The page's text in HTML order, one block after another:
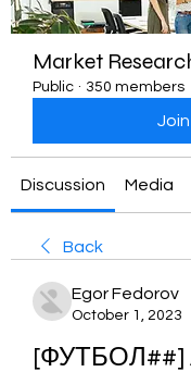
Market
Public · 350 members
Join
Discussion Media
Back
Egor Fedorov
October 1, 2023
[ФУТБОЛ##]